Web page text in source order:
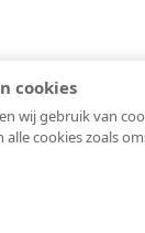
cookies
wij gebruik van
cookies zoals